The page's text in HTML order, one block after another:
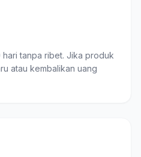
tanpa ribet. Jika produk
atau kembalikan uang